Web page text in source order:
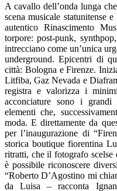
A cavallo dell’onda lunga
scena musicale statunitense
autentico Rinascimento
torpore: post-punk,
intrecciano come un’unica
underground. Epicentri di
città: Bologna e Firenze.
Litfiba, Gaz Nevada e
registra e valorizza i
acconciature sono i
elementi che,
moda. E direttamente da
per l’inaugurazione di
storica boutique fiorentina
ritratti, che il fotografo
è possibile riconoscere
“Roberto D’Agostino mi
da Luisa – racconta